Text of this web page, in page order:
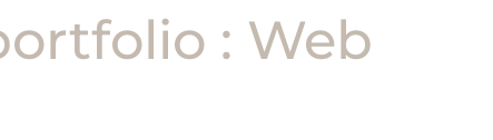
: Web